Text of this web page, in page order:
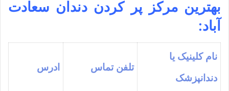
بهترین مرکز پر کردن دندان سعادت
آباد:
نام کلینیک یا
دندانپزشک
تلفن تماس ادرس